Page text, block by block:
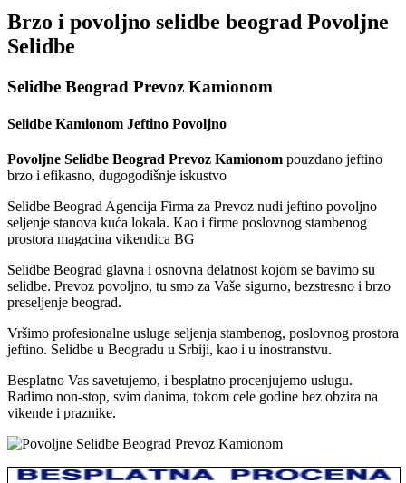
Brzo i povoljno selidbe beograd Povoljne
Selidbe
Selidbe Beograd Prevoz Kamionom
Selidbe Kamionom Jeftino Povoljno
Povoljne Selidbe Beograd Prevoz Kamionom pouzdano jeftino
brzo i efikasno, dugogodišnje iskustvo
Selidbe Beograd Agencija Firma za Prevoz nudi jeftino povoljno
seljenje stanova kuća lokala. Kao i firme poslovnog stambenog
prostora magacina vikendica BG
Selidbe Beograd glavna i osnovna delatnost kojom se bavimo su
selidbe. Prevoz povoljno, tu smo za Vaše sigurno, bezstresno i brzo
preseljenje beograd.
Vršimo profesionalne usluge seljenja stambenog, poslovnog prostora
jeftino. Selidbe u Beogradu u Srbiji, kao i u inostranstvu.
Besplatno Vas savetujemo, i besplatno procenjujemo uslugu.
Radimo non-stop, svim danima, tokom cele godine bez obzira na
vikende i praznike.